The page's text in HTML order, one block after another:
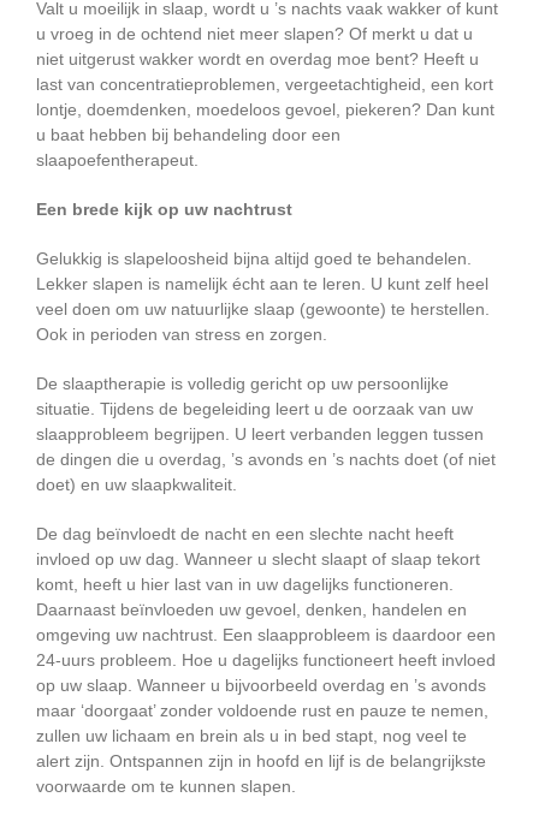
Valt u moeilijk in slaap, wordt u ’s nachts vaak wakker of kunt
u vroeg in de ochtend niet meer slapen? Of merkt u dat u
niet uitgerust wakker wordt en overdag moe bent? Heeft u
last van concentratieproblemen, vergeetachtigheid, een kort
lontje, doemdenken, moedeloos gevoel, piekeren? Dan kunt
u baat hebben bij behandeling door een
slaapoefentherapeut.
Een brede kijk op uw nachtrust
Gelukkig is slapeloosheid bijna altijd goed te behandelen.
Lekker slapen is namelijk écht aan te leren. U kunt zelf heel
veel doen om uw natuurlijke slaap (gewoonte) te herstellen.
Ook in perioden van stress en zorgen.
De slaaptherapie is volledig gericht op uw persoonlijke
situatie. Tijdens de begeleiding leert u de oorzaak van uw
slaapprobleem begrijpen. U leert verbanden leggen tussen
de dingen die u overdag, ’s avonds en ’s nachts doet (of niet
doet) en uw slaapkwaliteit.
De dag beïnvloedt de nacht en een slechte nacht heeft
invloed op uw dag. Wanneer u slecht slaapt of slaap tekort
komt, heeft u hier last van in uw dagelijks functioneren.
Daarnaast beïnvloeden uw gevoel, denken, handelen en
omgeving uw nachtrust. Een slaapprobleem is daardoor een
24-uurs probleem. Hoe u dagelijks functioneert heeft invloed
op uw slaap. Wanneer u bijvoorbeeld overdag en ’s avonds
maar ‘doorgaat’ zonder voldoende rust en pauze te nemen,
zullen uw lichaam en brein als u in bed stapt, nog veel te
alert zijn. Ontspannen zijn in hoofd en lijf is de belangrijkste
voorwaarde om te kunnen slapen.